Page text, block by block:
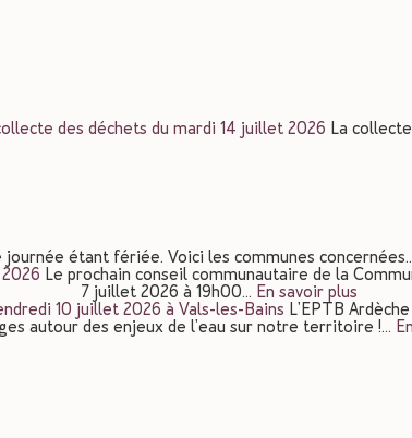
des déchets du mardi 14 juillet 2026 La
journée étant fériée. Voici les communes
Le prochain conseil communautaire de la
7 juillet 2026 à 19h00… En savoir plus
10 juillet 2026 à Vals-les-Bains L'EPTB
autour des enjeux de l'eau sur notre territoire !…